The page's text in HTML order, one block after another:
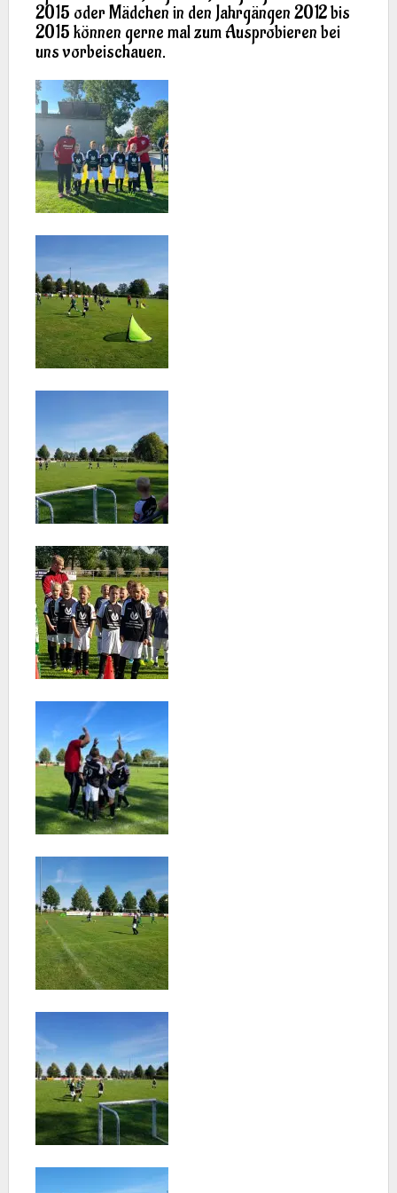
2015 oder Mädchen in den Jahrgängen 2012 bis
2015 können gerne mal zum Ausprobieren bei
uns vorbeischauen.